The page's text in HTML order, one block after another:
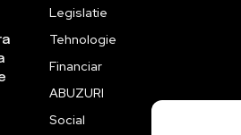
Legislatie
Tehnologie
Financiar
ABUZURI
Social